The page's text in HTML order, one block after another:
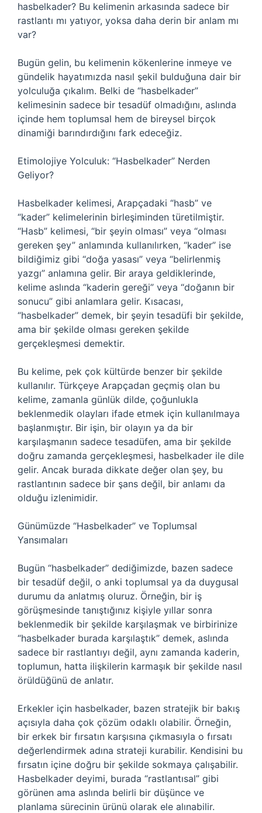
hasbelkader? Bu kelimenin arkasında sadece bir
rastlantı mı yatıyor, yoksa daha derin bir anlam mı
var?
Bugün gelin, bu kelimenin kökenlerine inmeye ve
gündelik hayatımızda nasıl şekil bulduğuna dair bir
yolculuğa çıkalım. Belki de “hasbelkader”
kelimesinin sadece bir tesadüf olmadığını, aslında
içinde hem toplumsal hem de bireysel birçok
dinamiği barındırdığını fark edeceğiz.
Etimolojiye Yolculuk: “Hasbelkader” Nerden
Geliyor?
Hasbelkader kelimesi, Arapçadaki “hasb” ve
“kader” kelimelerinin birleşiminden türetilmiştir.
“Hasb” kelimesi, “bir şeyin olması” veya “olması
gereken şey” anlamında kullanılırken, “kader” ise
bildiğimiz gibi “doğa yasası” veya “belirlenmiş
yazgı” anlamına gelir. Bir araya geldiklerinde,
kelime aslında “kaderin gereği” veya “doğanın bir
sonucu” gibi anlamlara gelir. Kısacası,
“hasbelkader” demek, bir şeyin tesadüfi bir şekilde,
ama bir şekilde olması gereken şekilde
gerçekleşmesi demektir.
Bu kelime, pek çok kültürde benzer bir şekilde
kullanılır. Türkçeye Arapçadan geçmiş olan bu
kelime, zamanla günlük dilde, çoğunlukla
beklenmedik olayları ifade etmek için kullanılmaya
başlanmıştır. Bir işin, bir olayın ya da bir
karşılaşmanın sadece tesadüfen, ama bir şekilde
doğru zamanda gerçekleşmesi, hasbelkader ile dile
gelir. Ancak burada dikkate değer olan şey, bu
rastlantının sadece bir şans değil, bir anlamı da
olduğu izlenimidir.
Günümüzde “Hasbelkader” ve Toplumsal
Yansımaları
Bugün “hasbelkader” dediğimizde, bazen sadece
bir tesadüf değil, o anki toplumsal ya da duygusal
durumu da anlatmış oluruz. Örneğin, bir iş
görüşmesinde tanıştığınız kişiyle yıllar sonra
beklenmedik bir şekilde karşılaşmak ve birbirinize
“hasbelkader burada karşılaştık” demek, aslında
sadece bir rastlantıyı değil, aynı zamanda kaderin,
toplumun, hatta ilişkilerin karmaşık bir şekilde nasıl
örüldüğünü de anlatır.
Erkekler için hasbelkader, bazen stratejik bir bakış
açısıyla daha çok çözüm odaklı olabilir. Örneğin,
bir erkek bir fırsatın karşısına çıkmasıyla o fırsatı
değerlendirmek adına strateji kurabilir. Kendisini bu
fırsatın içine doğru bir şekilde sokmaya çalışabilir.
Hasbelkader deyimi, burada “rastlantısal” gibi
görünen ama aslında belirli bir düşünce ve
planlama sürecinin ürünü olarak ele alınabilir.